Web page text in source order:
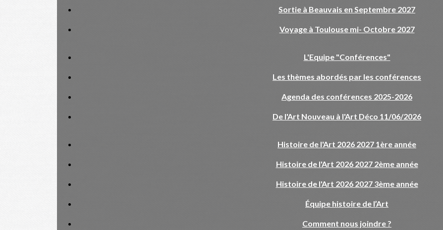
Sortie à Beauvais en Septembre 2027
Voyage à Toulouse mi- Octobre 2027
L'Equipe "Conférences"
Les thèmes abordés par les conférences
Agenda des conférences 2025-2026
De l'Art Nouveau à l'Art Déco 11/06/2026
Histoire de l'Art 2026 2027 1ère année
Histoire de l'Art 2026 2027 2ème année
Histoire de l'Art 2026 2027 3ème année
Équipe histoire de l’Art
Comment nous joindre ?